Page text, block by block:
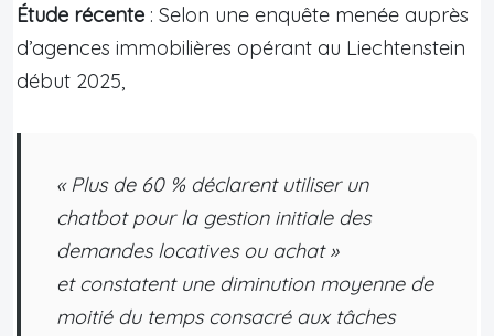
Étude récente : Selon une enquête menée auprès
d’agences immobilières opérant au Liechtenstein
début 2025,
« Plus de 60 % déclarent utiliser un
chatbot pour la gestion initiale des
demandes locatives ou achat »
et constatent une diminution moyenne de
moitiédu temps consacré aux tâches